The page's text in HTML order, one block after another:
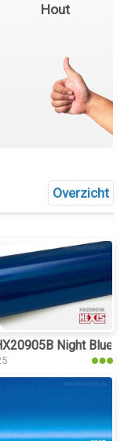
Hout
Overzicht
Night Blue